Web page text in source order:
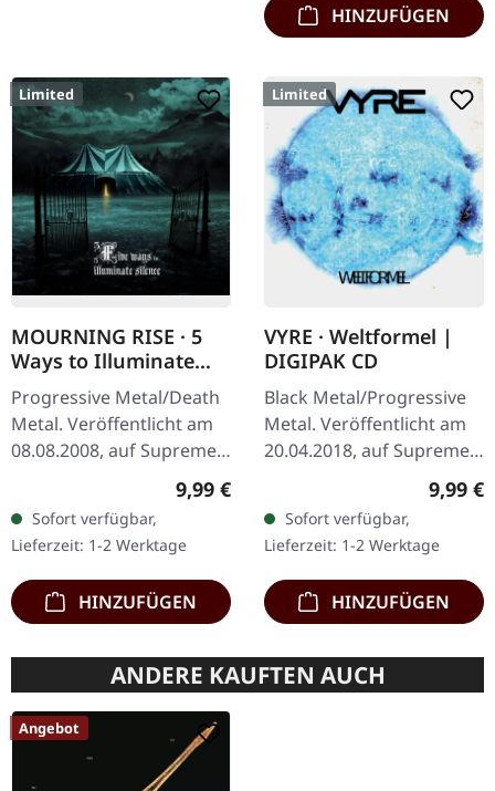
HINZUFÜGEN
Limited
MOURNING RISE · 5
Ways to Illuminate
Silence | DIGIPAK CD
Progressive Metal/Death
Metal. Veröffentlicht am
08.08.2008, auf Supreme
Chaos Records. Limitierte
CD-Version im DigiPak mit
12-seitgem Booklet.…
Regulärer Preis:
9,99 €
Sofort verfügbar,
Lieferzeit: 1-2 Werktage
HINZUFÜGEN
Limited
VYRE · Weltformel |
DIGIPAK CD
Black Metal/Progressive
Metal. Veröffentlicht am
20.04.2018, auf Supreme
Chaos Records. Limitierte
Erstauflage als CD im
DigiPak. Schnall Dich an,…
9,99 €
Sofort verfügbar,
Lieferzeit: 1-2 Werktage
HINZUFÜGEN
ANDERE KAUFTEN AUCH
Angebot